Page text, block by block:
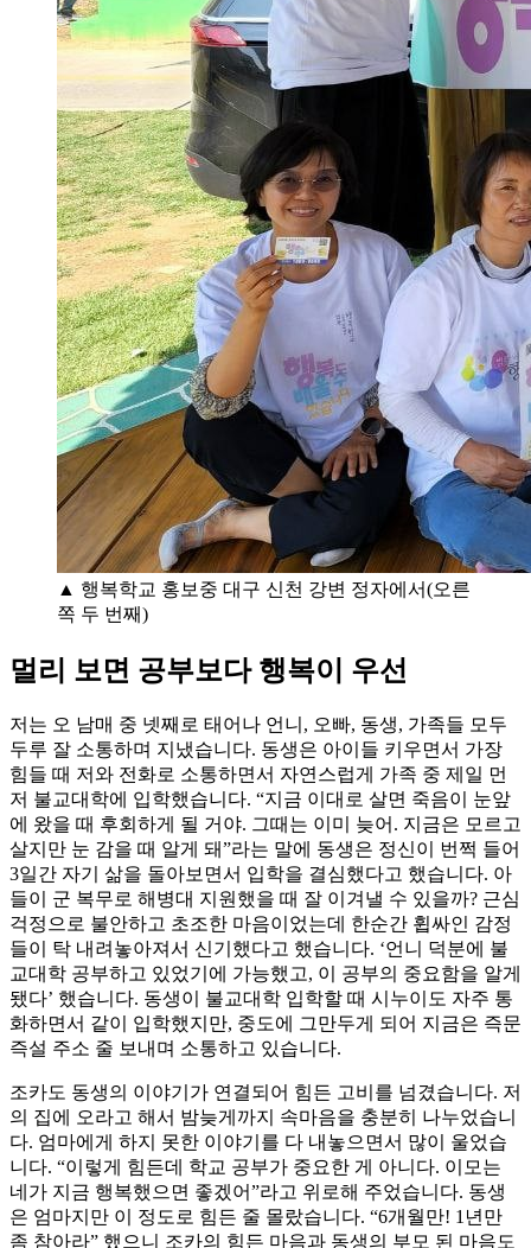
▲ 행복학교 홍보중 대구 신천 강변 정자에서(오른
쪽 두 번째)
멀리 보면 공부보다 행복이 우선
저는 오 남매 중 넷째로 태어나 언니, 오빠, 동생, 가족들 모두
두루 잘 소통하며 지냈습니다. 동생은 아이들 키우면서 가장
힘들 때 저와 전화로 소통하면서 자연스럽게 가족 중 제일 먼
저 불교대학에 입학했습니다. “지금 이대로 살면 죽음이 눈앞
에 왔을 때 후회하게 될 거야. 그때는 이미 늦어. 지금은 모르고
살지만 눈 감을 때 알게 돼”라는 말에 동생은 정신이 번쩍 들어
3일간 자기 삶을 돌아보면서 입학을 결심했다고 했습니다. 아
들이 군 복무로 해병대 지원했을 때 잘 이겨낼 수 있을까? 근심
걱정으로 불안하고 초조한 마음이었는데 한순간 휩싸인 감정
들이 탁 내려놓아져서 신기했다고 했습니다. ‘언니 덕분에 불
교대학 공부하고 있었기에 가능했고, 이 공부의 중요함을 알게
됐다’ 했습니다. 동생이 불교대학 입학할 때 시누이도 자주 통
화하면서 같이 입학했지만, 중도에 그만두게 되어 지금은 즉문
즉설 주소 줄 보내며 소통하고 있습니다.
조카도 동생의 이야기가 연결되어 힘든 고비를 넘겼습니다. 저
의 집에 오라고 해서 밤늦게까지 속마음을 충분히 나누었습니
다. 엄마에게 하지 못한 이야기를 다 내놓으면서 많이 울었습
니다. “이렇게 힘든데 학교 공부가 중요한 게 아니다. 이모는
네가 지금 행복했으면 좋겠어”라고 위로해 주었습니다. 동생
은 엄마지만 이 정도로 힘든 줄 몰랐습니다. “6개월만! 1년만
좀 참아라” 했으니 조카의 힘든 마음과 동생의 부모 된 마음도